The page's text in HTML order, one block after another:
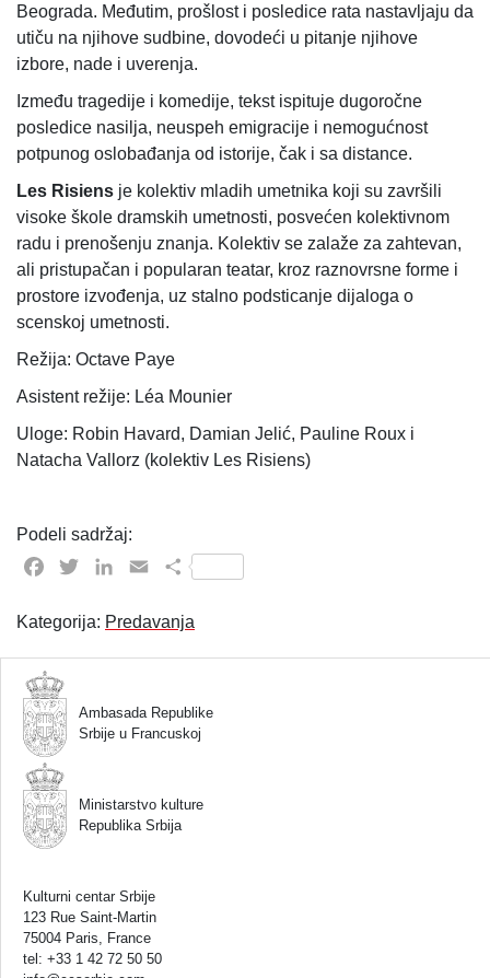
Beograda. Međutim, prošlost i posledice rata nastavljaju da
utiču na njihove sudbine, dovodeći u pitanje njihove
izbore, nade i uverenja.
Između tragedije i komedije, tekst ispituje dugoročne
posledice nasilja, neuspeh emigracije i nemogućnost
potpunog oslobađanja od istorije, čak i sa distance.
Les Risiens je kolektiv mladih umetnika koji su završili
visoke škole dramskih umetnosti, posvećen kolektivnom
radu i prenošenju znanja. Kolektiv se zalaže za zahtevan,
ali pristupačan i popularan teatar, kroz raznovrsne forme i
prostore izvođenja, uz stalno podsticanje dijaloga o
scenskoj umetnosti.
Režija: Octave Paye
Asistent režije: Léa Mounier
Uloge: Robin Havard, Damian Jelić, Pauline Roux i
Natacha Vallorz (kolektiv Les Risiens)
Podeli sadržaj:
Facebook
TwitterLinkedIn
EmailShare
Kategorija: Predavanja
Ambasada Republike
Srbije u Francuskoj
Ministarstvo kulture
Republika Srbija
Kulturni centar Srbije
123 Rue Saint-Martin
75004 Paris, France
tel: +33 1 42 72 50 50